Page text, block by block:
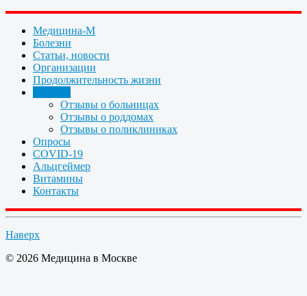
Медицина-М
Болезни
Статьи, новости
Организации
Продолжительность жизни
Отзывы о больницах
Отзывы о роддомах
Отзывы о поликлиниках
Опросы
COVID-19
Альцгеймер
Витамины
Контакты
Наверх
© 2026 Медицина в Москве